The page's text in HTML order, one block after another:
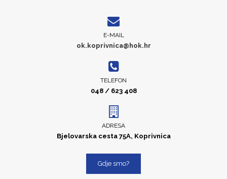
E-MAIL
ok.koprivnica@hok.hr
TELEFON
048 / 623 408
ADRESA
Bjelovarska cesta 75A, Koprivnica
Gdje smo?